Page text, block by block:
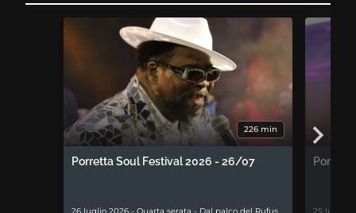
226 min
Porretta Soul Festival 2026 - 26/07